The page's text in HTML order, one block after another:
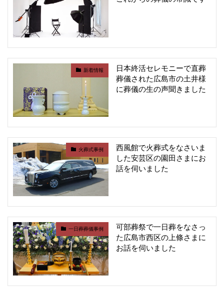
新着情報
日本終活セレモニーで直葬
葬儀された広島市の土井様
に葬儀の生の声聞きました
火葬式事例
西風館で火葬式をなさいま
した安芸区の園田さまにお
話を伺いました
一日葬葬儀事例
可部葬祭で一日葬をなさっ
た広島市西区の上條さまに
お話を伺いました